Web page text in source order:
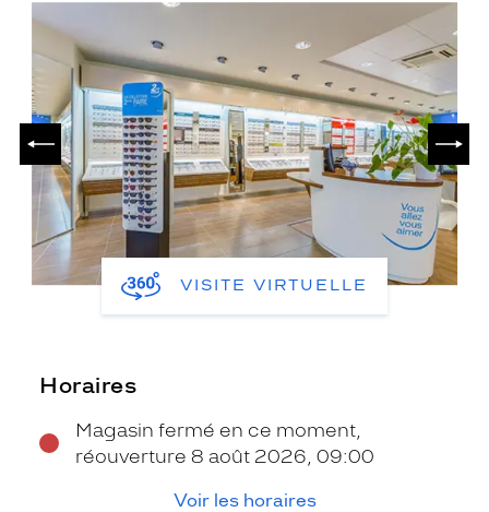
PRÉCÉDENT
VISITE VIRTUELLE
Horaires
Magasin fermé en ce moment,
réouverture 8 août 2026, 09:00
Voir les horaires